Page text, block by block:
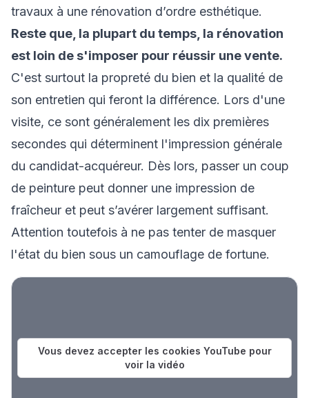
travaux à une rénovation d’ordre esthétique.
Reste que, la plupart du temps, la rénovation
est loin de s'imposer pour réussir une vente.
C'est surtout la propreté du bien et la qualité de
son entretien qui feront la différence. Lors d'une
visite, ce sont généralement les dix premières
secondes qui déterminent l'impression générale
du candidat-acquéreur. Dès lors, passer un coup
de peinture peut donner une impression de
fraîcheur et peut s’avérer largement suffisant.
Attention toutefois à ne pas tenter de masquer
l'état du bien sous un camouflage de fortune.
Vous devez accepter les cookies YouTube pour
voir la vidéo